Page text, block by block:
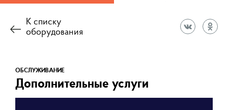
К списку
оборудования
ОБСЛУЖИВАНИЕ
Дополнительные услуги